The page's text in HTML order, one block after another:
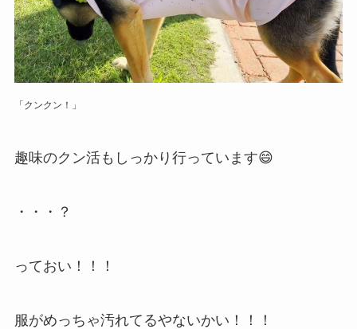
「クンクン！」
趣味のクン活もしっかり行っています😄
・・・？
っておい！！！
服がめっちゃ汚れてるやないかい！！！